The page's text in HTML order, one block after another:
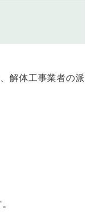
解体工事業者の派